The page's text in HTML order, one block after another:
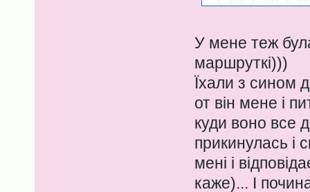
У мене теж
маршруткі)))
Їхали з сином
от він мене і
куди воно все
прикинулась і
мені і
каже)... І